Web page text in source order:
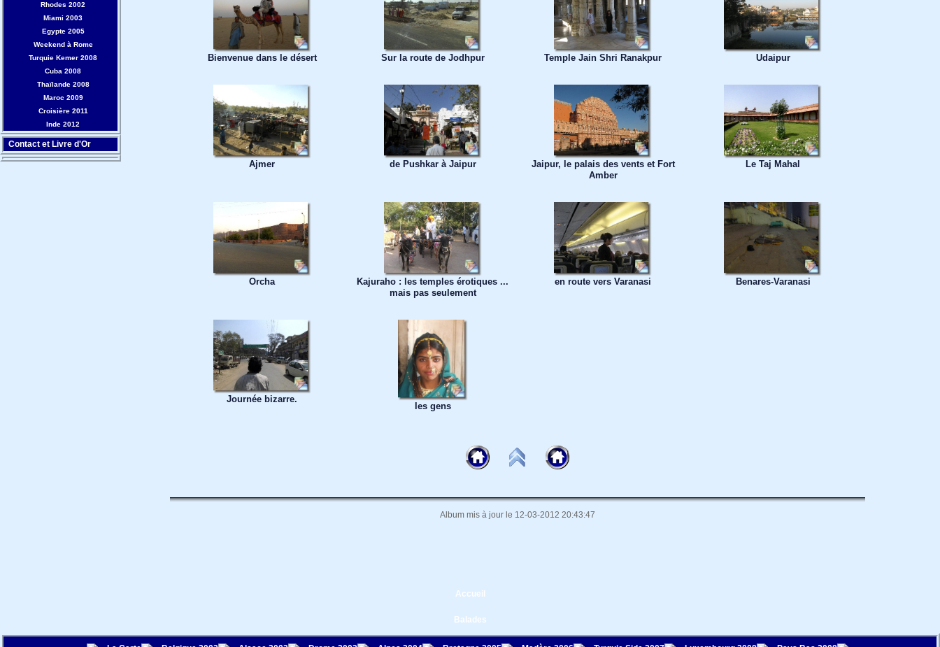
Bienvenue dans le désert Sur la route de Jodhpur Temple Jain Shri Ranakpur Udaipur
Ajmer de Pushkar à Jaipur
Jaipur, le palais des vents et Fort
Amber
Le Taj Mahal
Orcha
Kajuraho : les temples érotiques ...
mais pas seulement
en route vers Varanasi Benares-Varanasi
Journée bizarre.
les gens
Album mis à jour le 12-03-2012 20:43:47
Accueil
Balades
Rhodes 2002
Miami 2003
Egypte 2005
Weekend à Rome
Turquie Kemer 2008
Cuba 2008
Thaïlande 2008
Maroc 2009
Croisière 2011
Inde 2012
Contact et Livre d'Or